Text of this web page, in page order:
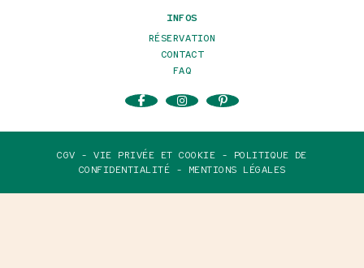
INFOS
RÉSERVATION
CONTACT
FAQ
CGV - VIE PRIVÉE ET COOKIE -
POLITIQUE DE
CONFIDENTIALITÉ -
MENTIONS LÉGALES